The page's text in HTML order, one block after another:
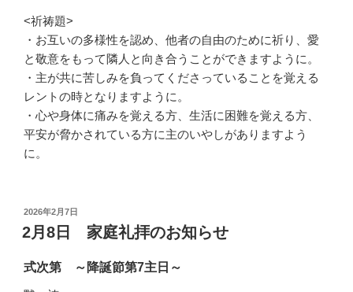
<祈祷題>
・お互いの多様性を認め、他者の自由のために祈り、愛
と敬意をもって隣人と向き合うことができますように。
・主が共に苦しみを負ってくださっていることを覚える
レントの時となりますように。
・心や身体に痛みを覚える方、生活に困難を覚える方、
平安が脅かされている方に主のいやしがありますよう
に。
投
稿
日:
2026年2月7日
2月8日 家庭礼拝のお知らせ
式次第 ～降誕節第7主日～